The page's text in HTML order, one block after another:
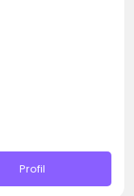
Profil